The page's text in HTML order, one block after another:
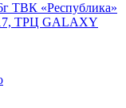
ТВК «Республика»
ТРЦ GALAXY